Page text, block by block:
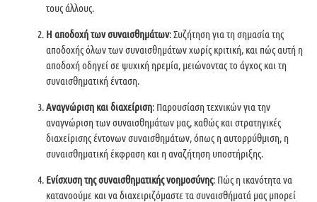
τους άλλους.
Η αποδοχή των συναισθημάτων: Συζήτηση για τη σημασία της
αποδοχής όλων των συναισθημάτων χωρίς κριτική, και πώς αυτή η
αποδοχή οδηγεί σε ψυχική ηρεμία, μειώνοντας το άγχος και τη
συναισθηματική ένταση.
Αναγνώριση και διαχείριση: Παρουσίαση τεχνικών για την
αναγνώριση των συναισθημάτων μας, καθώς και στρατηγικές
διαχείρισης έντονων συναισθημάτων, όπως η αυτορρύθμιση, η
συναισθηματική έκφραση και η αναζήτηση υποστήριξης.
Ενίσχυση της συναισθηματικής νοημοσύνης: Πώς η ικανότητα να
κατανοούμε και να διαχειριζόμαστε τα συναισθήματά μας μπορεί